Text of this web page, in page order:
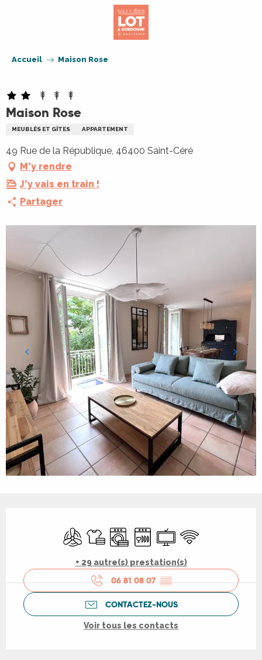
Accueil Maison Rose
Maison Rose
MEUBLÉS ET GÎTES APPARTEMENT
49 Rue de la République, 46400 Saint-Céré
M'y rendre
J'y vais en train !
Partager
Air conditionné
Draps et linge
Lave lingeLave vaisselle
Télévision
WiFi
+ 29 autre(s) prestation(s)
06 81 08 07 ▒▒
CONTACTEZ-NOUS
Voir tous les contacts